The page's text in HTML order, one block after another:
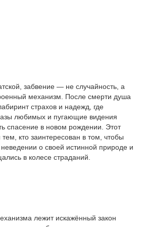
забвение — не случайность, а
механизм. После смерти душа
страхов и надежд, где
любимых и пугающие видения
спасение в новом рождении. Этот
кто заинтересован в том, чтобы
о своей истинной природе и
в колесе страданий.
лежит искажённый закон